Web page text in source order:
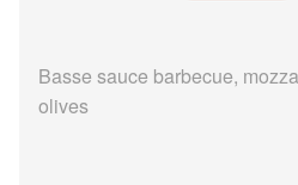
Basse sauce barbecue,
olives